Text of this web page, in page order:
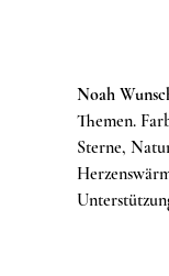
Noah
Themen.
Sterne,